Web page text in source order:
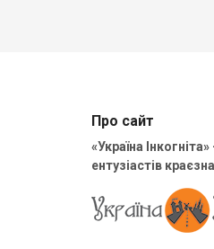
Про сайт
«Україна
ентузіастів